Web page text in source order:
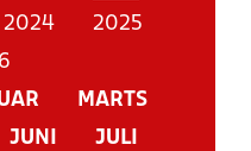
2024
2025
MARTS
JUNI
JULI